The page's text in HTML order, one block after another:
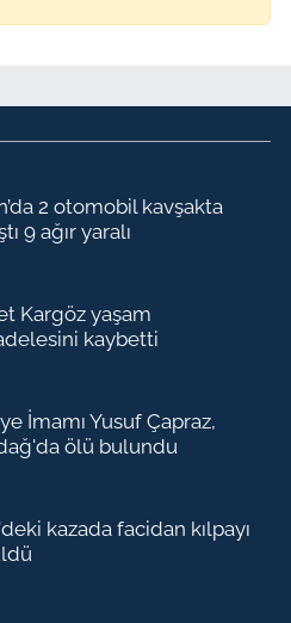
2 otomobil kavşakta
9 ağır yaralı
Kargöz yaşam
kaybetti
İmamı Yusuf Çapraz,
ölü bulundu
kazada facidan kılpayı